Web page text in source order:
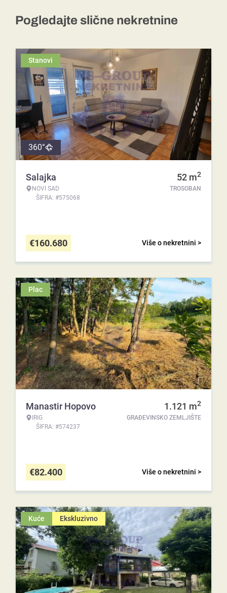
Pogledajte slične nekretnine
Stanovi
360°
Salajka
NOVI SAD
ŠIFRA: #575068
52 m2
TROSOBAN
Više o nekretnini >
€160.680
Plac
Manastir Hopovo
IRIG
ŠIFRA: #574237
1.121 m2
GRAĐEVINSKO ZEMLJIŠTE
Više o nekretnini >
€82.400
Kuće Ekskluzivno